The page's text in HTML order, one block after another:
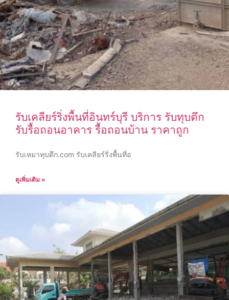
รับเคลียร์ริ่งพื้นที่อินทร์บุรี บริการ รับทุบตึก
รับรื้อถอนอาคาร รื้อถอนบ้าน ราคาถูก
รับเหมาทุบตึก.com รับเคลียร์ริ่งพื้นที่อ
ดูเพิ่มเติม »